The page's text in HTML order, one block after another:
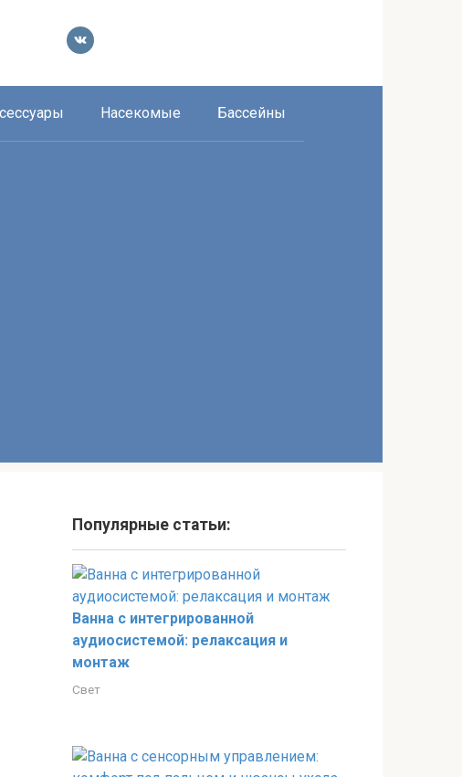
Насекомые Бассейны
Популярные статьи:
Ванна с интегрированной
аудиосистемой: релаксация и
монтаж
Свет